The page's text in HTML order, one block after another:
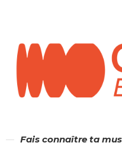
Fais connaître ta